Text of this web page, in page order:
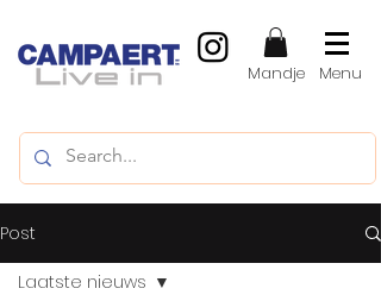
Mandje Menu
Post
Laatste nieuws